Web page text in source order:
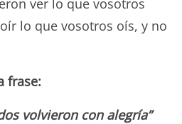
lo que vosotros oís, y no
frase:
volvieron con alegría”